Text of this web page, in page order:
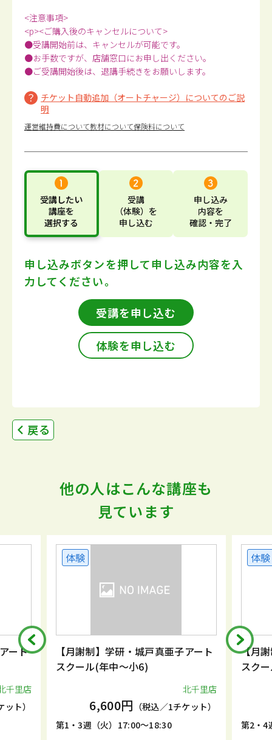
<注意事項>
<p><ご購入後のキャンセルについて>
●受講開始前は、キャンセルが可能です。
●お手数ですが、店舗窓口にお申し出ください。
●ご受講開始後は、退講手続きをお願いします。
チケット自動追加（オートチャージ）についてのご説
明
運営維持費について教材について保険料について
受講したい
講座を
選択する
受講
（体験） を
申し込む
申し込み
内容を
確認・完了
申し込みボタンを押して申し込み内容を入
力してください。
受講を申し込む
体験を申し込む
戻る
他の人はこんな講座も
見ています
ート
千里店
ト）
体験
【月謝制】学研・城戸真亜子アート
スクール(年中～小6)
北千里店
6,600円 （税込／1チケット）
第1・3週（火）17:00～18:30
体験
【月
スク
第2・4